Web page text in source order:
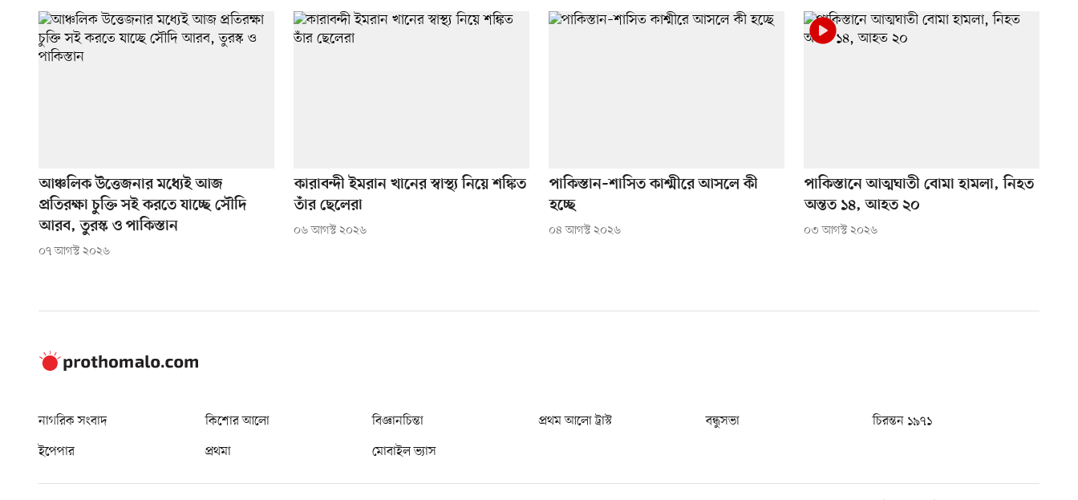
আঞ্চলিক উত্তেজনার মধ্যেই আজ
প্রতিরক্ষা চুক্তি সই করতে যাচ্ছে সৌদি
আরব, তুরস্ক ও পাকিস্তান
০৭ আগস্ট ২০২৬
কারাবন্দী ইমরান খানের স্বাস্থ্য নিয়ে শঙ্কিত
তাঁর ছেলেরা
০৬ আগস্ট ২০২৬
পাকিস্তান–শাসিত কাশ্মীরে আসলে কী
হচ্ছে
০৪ আগস্ট ২০২৬
পাকিস্তানে আত্মঘাতী বোমা হামলা, নিহত
অন্তত ১৪, আহত ২০
০৩ আগস্ট ২০২৬
নাগরিক সংবাদ কিশোর আলো বিজ্ঞানচিন্তা প্রথম আলো ট্রাস্ট বন্ধুসভা
চিরন্তন ১৯৭১
ইপেপার
প্রথমা মোবাইল ভ্যাস